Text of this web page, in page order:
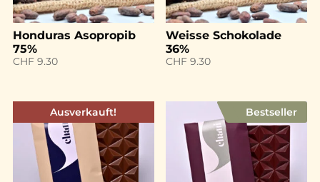
Honduras Asopropib
75%
CHF9.30
Weisse Schokolade
36%
CHF 9.30
Ausverkauft! Bestseller